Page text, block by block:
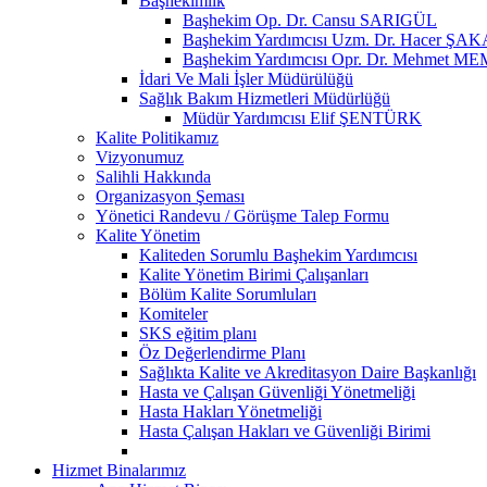
Başhekim Op. Dr. Cansu SARIGÜL
Başhekim Yardımcısı Uzm. Dr. Hacer
Başhekim Yardımcısı Opr. Dr. Mehmet
İdari Ve Mali İşler Müdürülüğü
Sağlık Bakım Hizmetleri Müdürlüğü
Müdür Yardımcısı Elif ŞENTÜRK
Kalite Politikamız
Vizyonumuz
Salihli Hakkında
Organizasyon Şeması
Yönetici Randevu / Görüşme Talep Formu
Kalite Yönetim
Kaliteden Sorumlu Başhekim Yardımcısı
Kalite Yönetim Birimi Çalışanları
Bölüm Kalite Sorumluları
Komiteler
SKS eğitim planı
Öz Değerlendirme Planı
Sağlıkta Kalite ve Akreditasyon Daire Başkanlığı
Hasta ve Çalışan Güvenliği Yönetmeliği
Hasta Hakları Yönetmeliği
Hasta Çalışan Hakları ve Güvenliği Birimi
Hizmet Binalarımız